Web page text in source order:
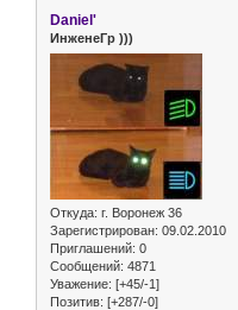
Daniel'
ИнженеГр )))
Откуда: г. Воронеж 36
Зарегистрирован: 09.02.2010
Приглашений: 0
Сообщений: 4871
Уважение: [+45/-1]
Позитив: [+287/-0]